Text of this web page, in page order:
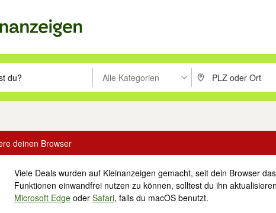
Eingabetaste drücken um zu suchen, oder Vorschläge mit den
Alle Kategorien PLZ oder Ort
deinen Browser
Viele Deals wurden auf Kleinanzeigen gemacht, seit dein Browser
Funktionen einwandfrei nutzen zu können, solltest du ihn
Microsoft Edge oderSafari, falls du macOS benutzt.